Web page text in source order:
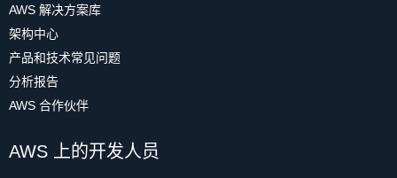
AWS 解决方案库
架构中心
产品和技术常见问题
分析报告
AWS 合作伙伴
AWS 上的开发人员